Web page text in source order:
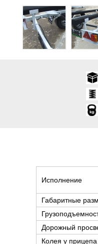
Исполнение
Габаритные
Дорожный
Колея у